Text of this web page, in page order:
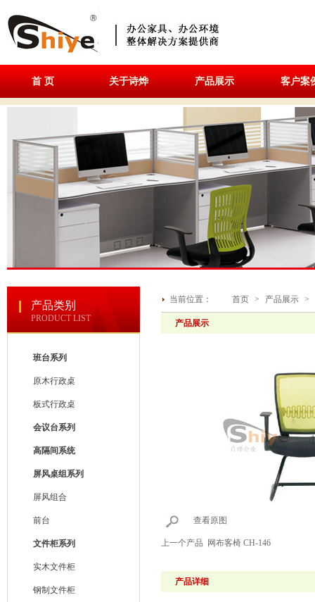
首 页 关于诗烨 产品展示 客户案
产品类别
PRODUCT LIST
班台系列
原木行政桌
板式行政桌
会议台系列
高隔间系统
屏风桌组系列
屏风组合
前台
文件柜系列
实木文件柜
钢制文件柜
当前位置： 首页 > 产品展示 >
产品展示
查看原图
上一个产品 网布客椅 CH-146
产品详细